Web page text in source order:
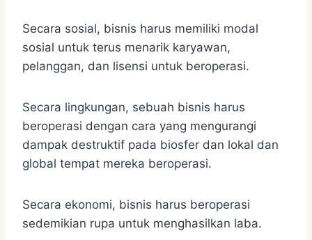
Secara sosial, bisnis harus memiliki modal
sosial untuk terus menarik karyawan,
pelanggan, dan lisensi untuk beroperasi.
Secara lingkungan, sebuah bisnis harus
beroperasi dengan cara yang mengurangi
dampak destruktif pada biosfer dan lokal dan
global tempat mereka beroperasi.
Secara ekonomi, bisnis harus beroperasi
sedemikian rupa untuk menghasilkan laba.